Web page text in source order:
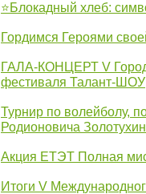
⭐Блокадный хлеб:
Гордимся Героями
ГАЛА-КОНЦЕРТ V
фестиваля Талант-ШОУ
Турнир по волейболу,
Родионовича
Акция ЕТЭТ Полная
Итоги V